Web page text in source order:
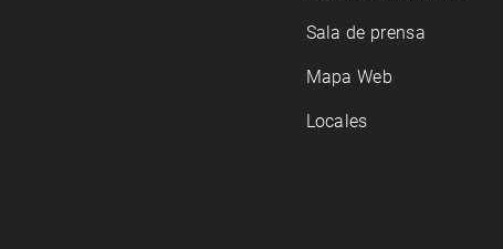
Sala de prensa
Mapa Web
Locales